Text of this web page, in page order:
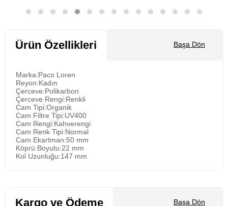
Ürün Özellikleri Başa Dön
Marka:Paco Loren
Reyon:Kadın
Çerceve:Polikarbon
Çerceve Rengi:Renkli
Cam Tipi:Organik
Cam Filtre Tipi:UV400
Cam Rengi:Kahverengi
Cam Renk Tipi:Normal
Cam Ekartman:50 mm
Köprü Boyutu:22 mm
Kol Uzunluğu:147 mm
Kargo ve Ödeme Başa Dön